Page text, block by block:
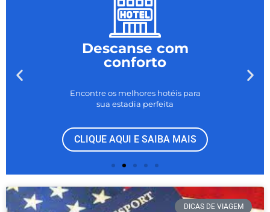
Descanse com
conforto
Encontre os melhores hotéis para
sua estadia perfeita
CLIQUE AQUI E SAIBA MAIS
DICAS DE VIAGEM